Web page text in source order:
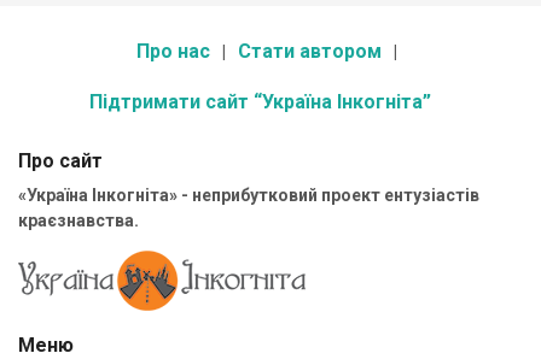
Про нас Стати автором
Підтримати сайт “Україна Інкогніта”
Про сайт
«Україна Інкогніта» - неприбутковий проект ентузіастів
краєзнавства.
Меню